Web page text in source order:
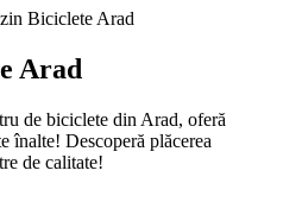
Arad
de biciclete din Arad, oferă
înalte! Descoperă plăcerea
de calitate!